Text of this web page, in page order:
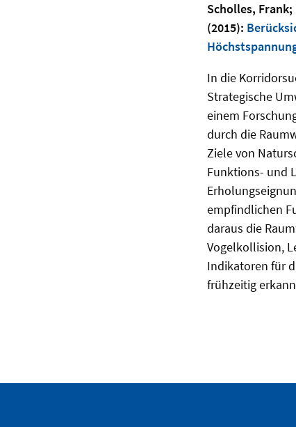
Scholles,
(2015):
In die
Strategische
einem
durch die
Ziele von
Funktions- und
empfindlichen
daraus die
Vogelkollision,
Indikatoren für
frühzeitig